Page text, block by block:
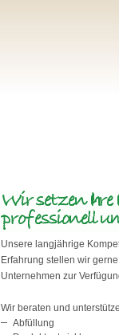
Unsere langjährige
Erfahrung stellen wir
Unternehmen zur
Wir beraten und
Abfüllung